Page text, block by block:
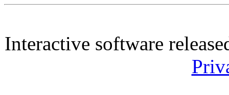
Interactive software